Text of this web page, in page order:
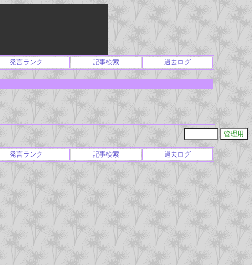
発言ランク 記事検索 過去ログ
発言ランク 記事検索 過去ログ